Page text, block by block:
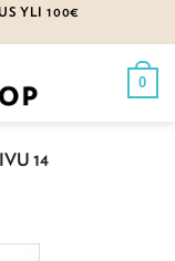
YLI 100€
0
14